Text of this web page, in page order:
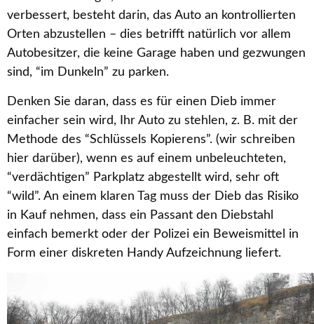
verbessert, besteht darin, das Auto an kontrollierten
Orten abzustellen – dies betrifft natürlich vor allem
Autobesitzer, die keine Garage haben und gezwungen
sind, “im Dunkeln” zu parken.
Denken Sie daran, dass es für einen Dieb immer
einfacher sein wird, Ihr Auto zu stehlen, z. B. mit der
Methode des “Schlüssels Kopierens”. (wir schreiben
hier darüber), wenn es auf einem unbeleuchteten,
“verdächtigen” Parkplatz abgestellt wird, sehr oft
“wild”. An einem klaren Tag muss der Dieb das Risiko
in Kauf nehmen, dass ein Passant den Diebstahl
einfach bemerkt oder der Polizei ein Beweismittel in
Form einer diskreten Handy Aufzeichnung liefert.